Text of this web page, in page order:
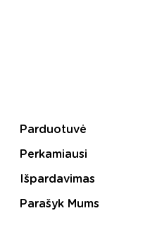
Parduotuvė
Perkamiausi
Išpardavimas
Parašyk Mums